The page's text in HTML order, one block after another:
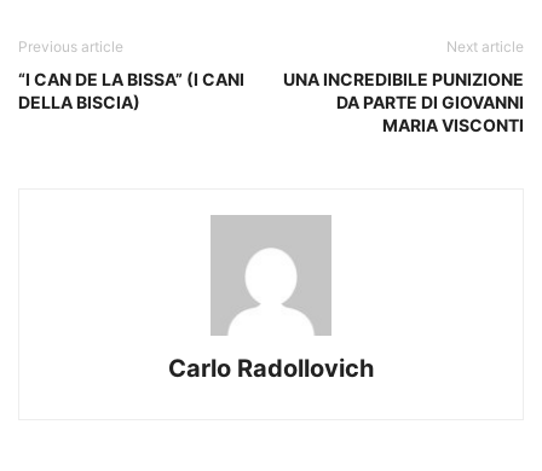
Previous article
“I CAN DE LA BISSA” (I CANI
DELLA BISCIA)
Next article
UNA INCREDIBILE PUNIZIONE
DA PARTE DI GIOVANNI
MARIA VISCONTI
Carlo Radollovich